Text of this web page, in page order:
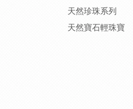
天然珍珠系列
天然寶石輕珠寶